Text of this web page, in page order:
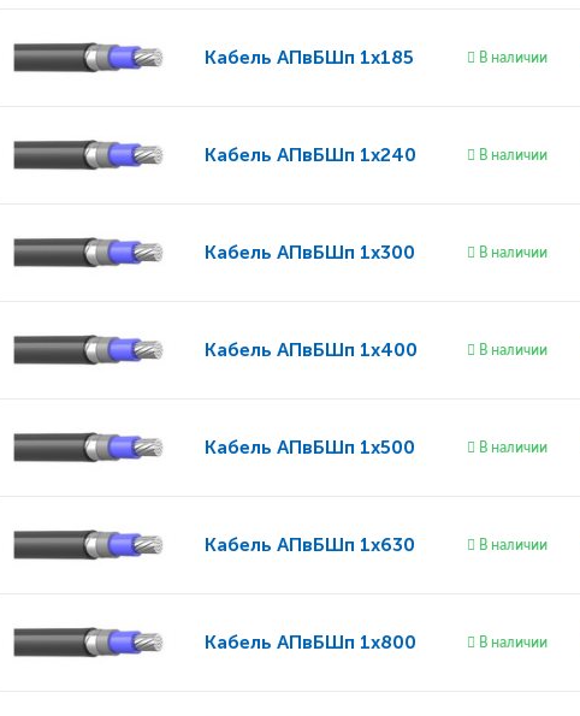
Кабель АПвБШп 1x185 В наличии
Кабель АПвБШп 1x240 В наличии
Кабель АПвБШп 1x300 В наличии
Кабель АПвБШп 1x400 В наличии
Кабель АПвБШп 1x500 В наличии
Кабель АПвБШп 1x630 В наличии
Кабель АПвБШп 1x800 В наличии